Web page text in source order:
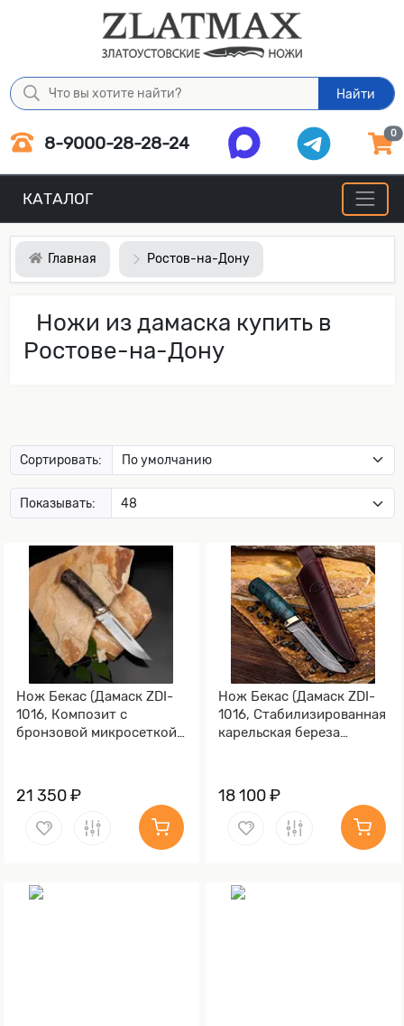
Найти
8-9000-28-28-24 0
КАТАЛОГ
Главная Ростов-на-Дону
Ножи из дамаска купить в
Ростове-на-Дону
Сортировать:
Показывать:
Нож Бекас (Дамаск ZDI-
1016, Композит с
бронзовой микросеткой
21 350 ₽
Нож Бекас (Дамаск ZDI-
1016, Стабилизированная
карельская береза
18 100 ₽